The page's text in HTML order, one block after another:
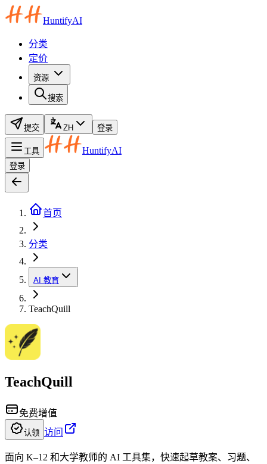
HuntifyAI
分类
定价
资源
搜索
提交 ZH 登录
工具 HuntifyAI
登录
首页
分类
AI 教育
TeachQuill
TeachQuill
免费增值
认领 访问
面向 K–12 和大学教师的 AI 工具集，快速起草教案、习题、